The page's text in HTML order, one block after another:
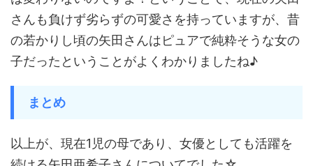
さんも負けず劣らずの可愛さを持っていますが、昔
の若かりし頃の矢田さんはピュアで純粋そうな女の
子だったということがよくわかりましたね♪
まとめ
以上が、現在1児の母であり、女優としても活躍を